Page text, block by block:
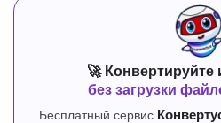
🚀 Конвертируйте
без загрузки
Бесплатный сервис